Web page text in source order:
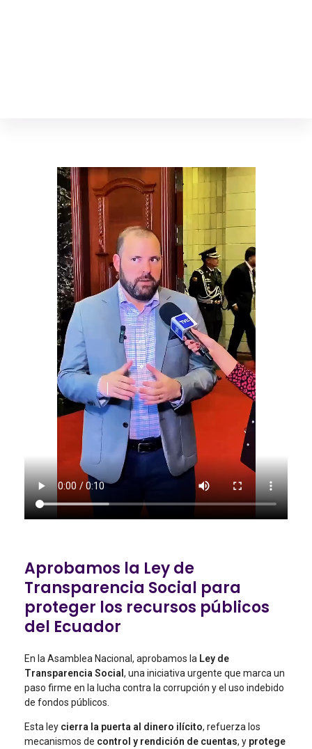
Aprobamos la Ley de
Transparencia Social para
proteger los recursos públicos
del Ecuador
En la Asamblea Nacional, aprobamos la Ley de
Transparencia Social , una iniciativa urgente que marca un
paso firme en la lucha contra la corrupción y el uso indebido
de fondos públicos.
Esta ley cierra la puerta al dinero ilícito, refuerza los
mecanismos de control y rendición de cuentas, y protege